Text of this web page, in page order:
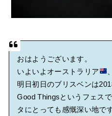
おはようございます。
いよいよオーストラリア
明日初日のブリスベンは
Good Thingsというフェス
タにとっても感慨深い地で